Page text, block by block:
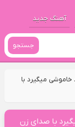
آهنگ جدید
جستجو
میگیرد با
با صدای زن